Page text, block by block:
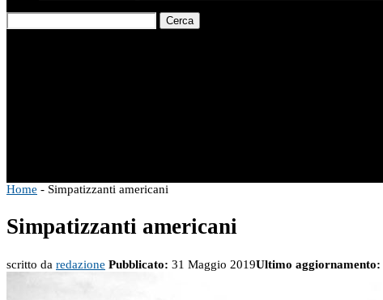
Cerca
Home - Simpatizzanti americani
Simpatizzanti americani
scritto da redazione Pubblicato: 31 Maggio 2019Ultimo aggiornamento: